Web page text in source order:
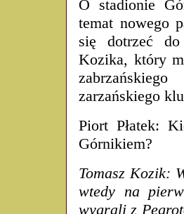
O stadionie
temat nowego
się dotrzeć do
Kozika, który
zarzańskiego
Piort Płatek:
Górnikiem?
Tomasz Kozik:
wtedy na
wygrali z